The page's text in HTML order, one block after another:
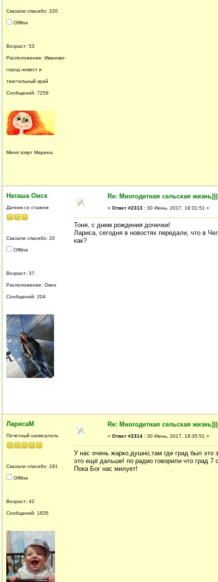
Сказали спасибо: 220
Offline
Возраст: 53
Расположение: Иваново-
город невест и
текстильный край
Сообщений: 7259
Меня зовут Марина.
Наташа Омск
Дачник со стажем
Сказали спасибо: 20
Offline
Возраст: 37
Расположение: Омск
Сообщений: 204
Re: Многодетная сельская жизнь)))
« Ответ #2313 : 30 Июнь, 2017, 19:31:51 »
Тоня, с днем рождения дочечки!
Лариса, сегодня в новостях передали, что в
как?
ЛарисаМ
Почетный написатель
Сказали спасибо: 181
Offline
Возраст: 42
Сообщений: 1835
Re: Многодетная сельская жизнь)))
« Ответ #2314 : 30 Июнь, 2017, 19:35:51 »
У нас очень жарко,душно,там где град был это
это ещё дальше! по радио говорили что град 7
Пока Бог нас милует!